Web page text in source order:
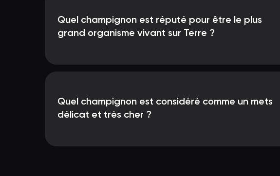
Quel champignon est réputé pour être le plus
grand organisme vivant sur Terre ?
Quel champignon est considéré comme un mets
délicat et très cher ?